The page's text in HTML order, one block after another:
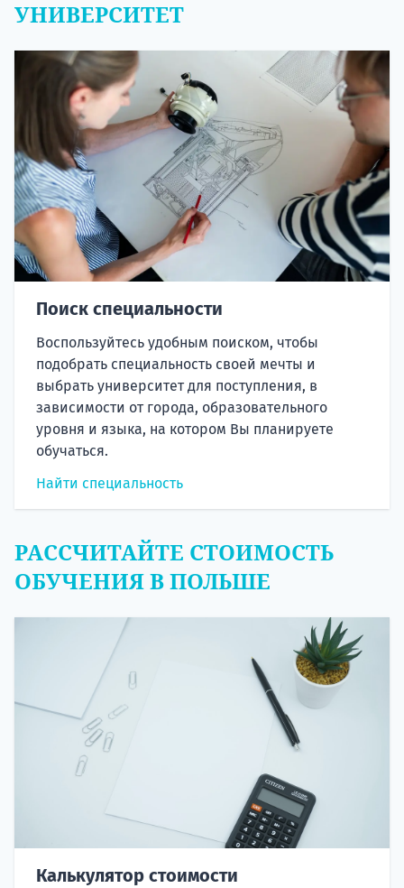
УНИВЕРСИТЕТ
Поиск специальности
Воспользуйтесь удобным поиском, чтобы
подобрать специальность своей мечты и
выбрать университет для поступления, в
зависимости от города, образовательного
уровня и языка, на котором Вы планируете
обучаться.
Найти специальность
РАССЧИТАЙТЕ СТОИМОСТЬ
ОБУЧЕНИЯ В ПОЛЬШЕ
Калькулятор стоимости